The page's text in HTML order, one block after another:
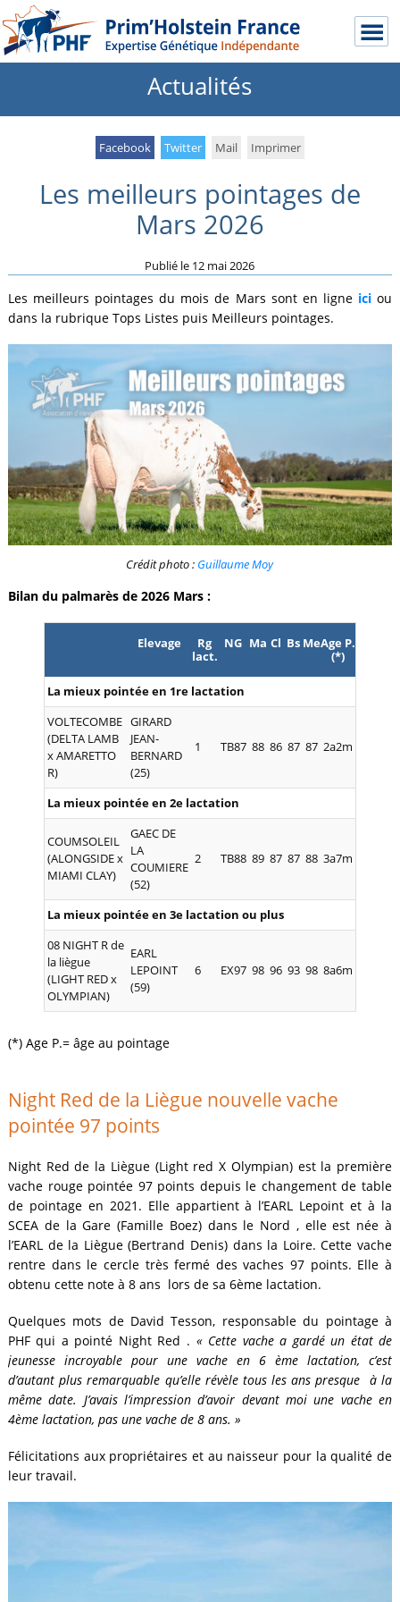
Actualités
Facebook Twitter Mail Imprimer
Les meilleurs pointages de
Mars 2026
Publié le 12 mai 2026
Les meilleurs pointages du mois de Mars sont en ligne iciou
dans la rubrique Tops Listes puis Meilleurs pointages.
Crédit photo : Guillaume Moy
Bilan du palmarès de 2026 Mars :
Elevage
Rg
lact.
NG Ma Cl Bs MeAge P.
(*)
La mieux pointée en 1re lactation
VOLTECOMBE
(DELTA LAMB
x AMARETTO
R)
GIRARD
JEAN-
BERNARD
(25)
1 TB87 88 86 87 87 2a2m
La mieux pointée en 2e lactation
COUMSOLEIL
(ALONGSIDE x
MIAMI CLAY)
GAEC DE
LA
COUMIERE
(52)
2 TB88 89 87 87 88 3a7m
La mieux pointée en 3e lactation ou plus
08 NIGHT R de
la liègue
(LIGHT RED x
OLYMPIAN)
EARL
LEPOINT
(59)
6 EX97 98 96 93 98 8a6m
(*) Age P.= âge au pointage
Night Red de la Liègue nouvelle vache
pointée 97 points
Night Red de la Liègue (Light red X Olympian) est la première
vache rouge pointée 97 points depuis le changement de table
de pointage en 2021. Elle appartient à l’EARL Lepoint et à la
SCEA de la Gare (Famille Boez) dans le Nord , elle est née à
l’EARL de la Liègue (Bertrand Denis) dans la Loire. Cette vache
rentre dans le cercle très fermé des vaches 97 points. Elle à
obtenu cette note à 8 ans lors de sa 6ème lactation.
Quelques mots de David Tesson, responsable du pointage à
PHF qui a pointé Night Red . « Cette vache a gardé un état de
jeunesse incroyable pour une vache en 6 ème lactation, c’est
d’autant plus remarquable qu’elle révèle tous les ans presque à la
même date. J’avais l’impression d’avoir devant moi une vache en
4ème lactation, pas une vache de 8 ans. »
Félicitations aux propriétaires et au naisseur pour la qualité de
leur travail.